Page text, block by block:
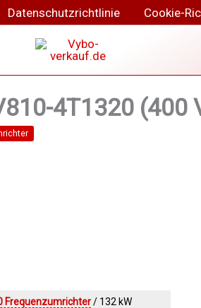
Datenschutzrichtlinie Cookie-
4T1320 (400
Frequenzumrichter/ 132 kW